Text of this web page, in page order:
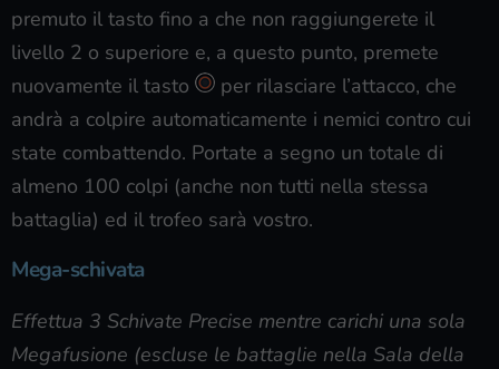
premuto il tasto fino a che non raggiungerete il
livello 2 o superiore e, a questo punto, premete
nuovamente il tasto
per rilasciare l’attacco, che
andrà a colpire automaticamente i nemici contro cui
state combattendo. Portate a segno un totale di
almeno 100 colpi (anche non tutti nella stessa
battaglia) ed il trofeo sarà vostro.
Mega-schivata
Effettua 3 Schivate Precise mentre carichi una sola
Megafusione (escluse le battaglie nella Sala della